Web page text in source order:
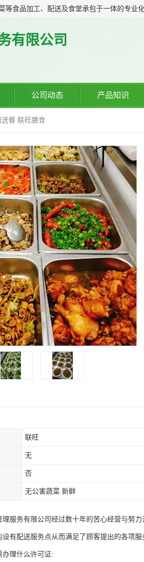
有限公司
公司动态 产品知识
餐 联旺膳食
联旺
无
否
无公害蔬菜 新鲜
理服务有限公司经过数十年的苦心经营与努
有配送服务点从而满足了顾客提出的各项服
理什么许可证: